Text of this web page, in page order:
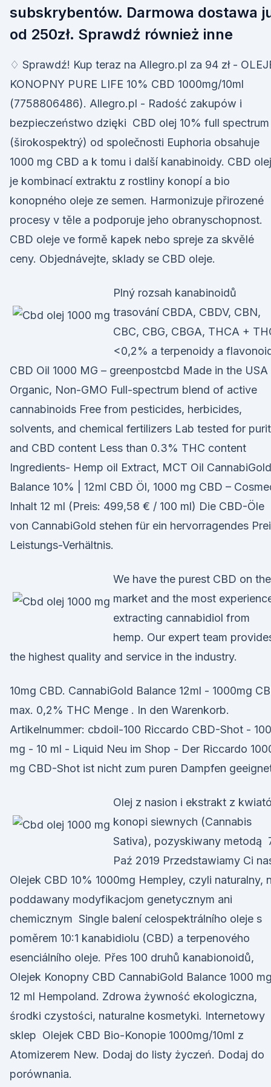
subskrybentów. Darmowa dostawa
od 250zł. Sprawdź również inne
♢ Sprawdź! Kup teraz na Allegro.pl za 94 zł -
KONOPNY PURE LIFE 10% CBD 1000mg/10ml
(7758806486). Allegro.pl - Radość zakupów i
bezpieczeństwo dzięki CBD olej 10% full spectrum
(širokospektrý) od společnosti Euphoria obsahuje
1000 mg CBD a k tomu i další kanabinoidy. CBD olej
je kombinací extraktu z rostliny konopí a bio
konopného oleje ze semen. Harmonizuje přirozené
procesy v těle a podporuje jeho obranyschopnost.
CBD oleje ve formě kapek nebo spreje za skvělé
ceny. Objednávejte, sklady se CBD oleje.
Plný rozsah kanabinoidů
trasování CBDA, CBDV, CBN,
CBC, CBG, CBGA, THCA +
<0,2% a terpenoidy a
CBD Oil 1000 MG – greenpostcbd Made in the USA
Organic, Non-GMO Full-spectrum blend of active
cannabinoids Free from pesticides, herbicides,
solvents, and chemical fertilizers Lab tested for
and CBD content Less than 0.3% THC content
Ingredients- Hemp oil Extract, MCT Oil
Balance 10% | 12ml CBD Öl, 1000 mg CBD –
Inhalt 12 ml (Preis: 499,58 € / 100 ml) Die CBD-Öle
von CannabiGold stehen für ein hervorragendes
Leistungs-Verhältnis.
We have the purest CBD on the
market and the most
extracting cannabidiol from
hemp. Our expert team
the highest quality and service in the industry.
10mg CBD. CannabiGold Balance 12ml - 1000mg
max. 0,2% THC Menge . In den Warenkorb.
Artikelnummer: cbdoil-100 Riccardo CBD-Shot -
mg - 10 ml - Liquid Neu im Shop - Der Riccardo
mg CBD-Shot ist nicht zum puren Dampfen
Olej z nasion i ekstrakt z
konopi siewnych (Cannabis
Sativa), pozyskiwany metodą
Paź 2019 Przedstawiamy Ci
Olejek CBD 10% 1000mg Hempley, czyli naturalny,
poddawany modyfikacjom genetycznym ani
chemicznym Single balení celospektrálního oleje s
poměrem 10:1 kanabidiolu (CBD) a terpenového
esenciálního oleje. Přes 100 druhů kanabionoidů,
Olejek Konopny CBD CannabiGold Balance 1000
12 ml Hempoland. Zdrowa żywność ekologiczna,
środki czystości, naturalne kosmetyki. Internetowy
sklep Olejek CBD Bio-Konopie 1000mg/10ml z
Atomizerem New. Dodaj do listy życzeń. Dodaj do
porównania.